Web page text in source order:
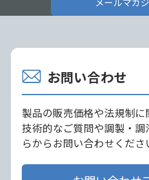
お問い合わせ
製品の販売価格や法規制に
技術的なご質問や調製・
らからお問い合わせくださ